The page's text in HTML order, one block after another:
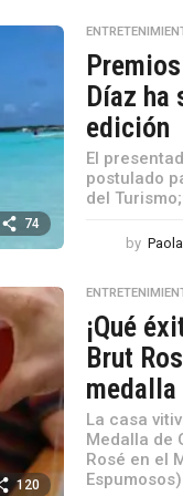
74
Díaz ha
edición
El
postulado
del
by
120
¡Qué
Brut
medalla
La casa
Medalla de
Rosé en el